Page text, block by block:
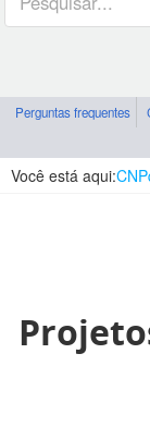
Perguntas frequentes
Você está aqui: